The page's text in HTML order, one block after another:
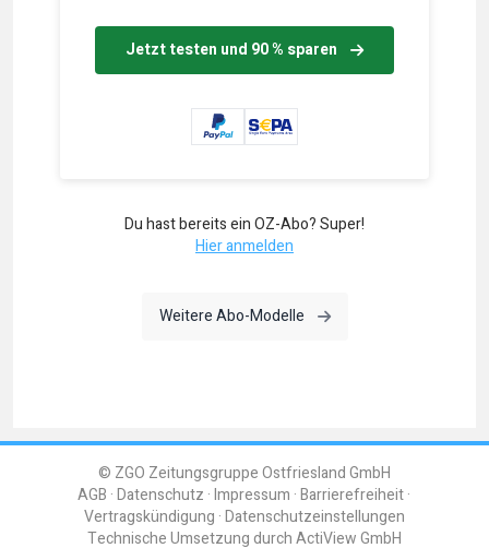
Jetzt testen und 90 % sparen
Du hast bereits ein OZ-Abo? Super!
Hier anmelden
Weitere Abo-Modelle
© ZGO Zeitungsgruppe Ostfriesland GmbH
AGB Datenschutz Impressum Barrierefreiheit
Vertragskündigung Datenschutzeinstellungen
Technische Umsetzung durchActiView GmbH